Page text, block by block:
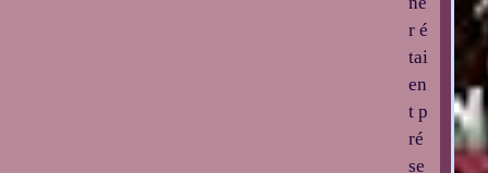
r é
tai
en
t p
ré
se